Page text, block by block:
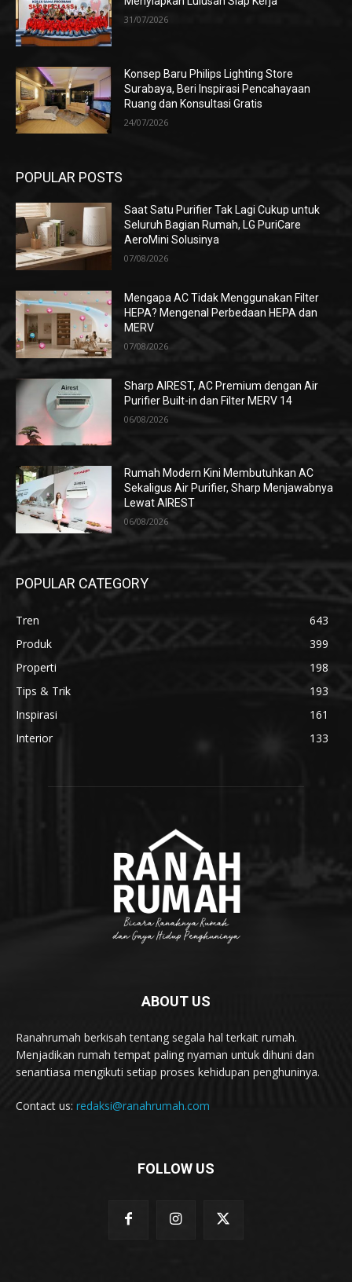
31/07/2026
Konsep Baru Philips Lighting Store
Surabaya, Beri Inspirasi Pencahayaan
Ruang dan Konsultasi Gratis
24/07/2026
POPULAR POSTS
Saat Satu Purifier Tak Lagi Cukup untuk
Seluruh Bagian Rumah, LG PuriCare
AeroMini Solusinya
07/08/2026
Mengapa AC Tidak Menggunakan Filter
HEPA? Mengenal Perbedaan HEPA dan
MERV
07/08/2026
Sharp AIREST, AC Premium dengan Air
Purifier Built-in dan Filter MERV 14
06/08/2026
Rumah Modern Kini Membutuhkan AC
Sekaligus Air Purifier, Sharp Menjawabnya
Lewat AIREST
06/08/2026
POPULAR CATEGORY
Tren
643
Produk
399
Properti
198
Tips & Trik
193
Inspirasi
161
Interior
133
ABOUT US
Ranahrumah berkisah tentang segala hal terkait rumah.
Menjadikan rumah tempat paling nyaman untuk dihuni dan
senantiasa mengikuti setiap proses kehidupan penghuninya.
Contact us: redaksi@ranahrumah.com
FOLLOW US